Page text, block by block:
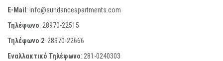
E-Mail: info@sundanceapartments.com
Τηλέφωνο: 28970-22515
Τηλέφωνο 2: 28970-22666
Εναλλακτικό Τηλέφωνο: 281-0240303